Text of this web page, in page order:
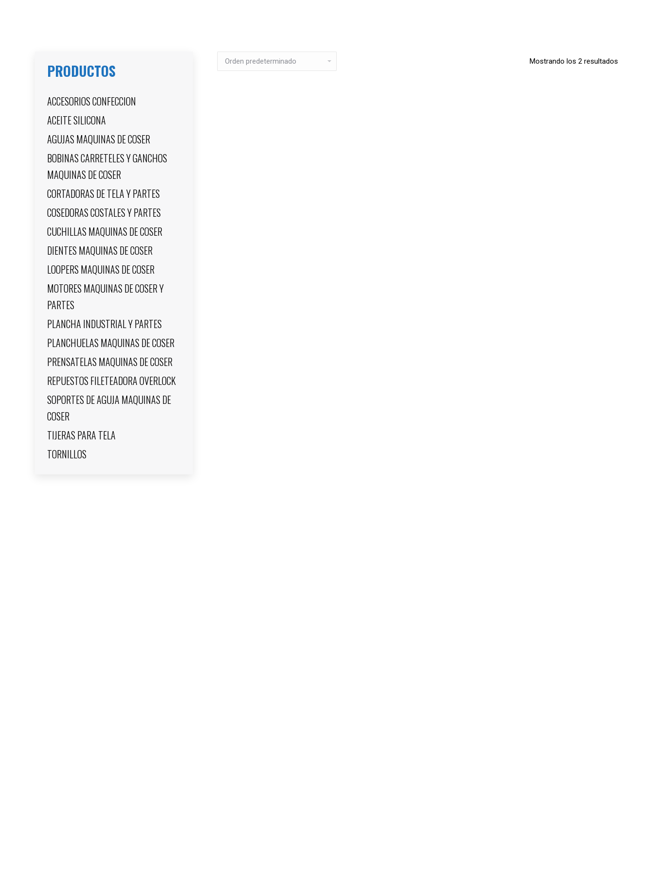
Mostrando los 2 resultados
PRODUCTOS
ACCESORIOS CONFECCION
ACEITE SILICONA
AGUJAS MAQUINAS DE COSER
BOBINAS CARRETELES Y GANCHOS
MAQUINAS DE COSER
CORTADORAS DE TELA Y PARTES
COSEDORAS COSTALES Y PARTES
CUCHILLAS MAQUINAS DE COSER
DIENTES MAQUINAS DE COSER
LOOPERS MAQUINAS DE COSER
MOTORES MAQUINAS DE COSER Y
PARTES
PLANCHA INDUSTRIAL Y PARTES
PLANCHUELAS MAQUINAS DE COSER
PRENSATELAS MAQUINAS DE COSER
REPUESTOS FILETEADORA OVERLOCK
SOPORTES DE AGUJA MAQUINAS DE
COSER
TIJERAS PARA TELA
TORNILLOS